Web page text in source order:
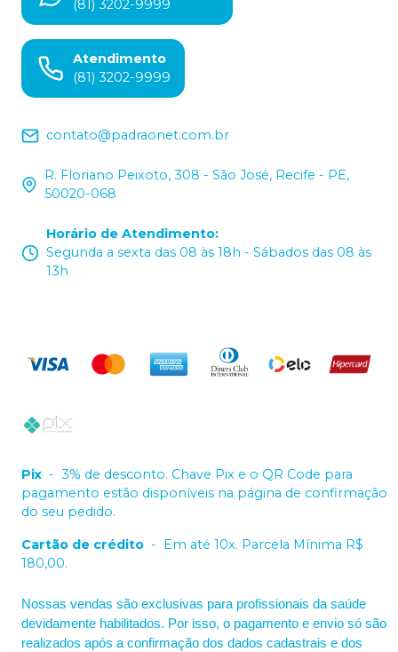
(81) 3202-9999
Atendimento
(81) 3202-9999
contato@padraonet.com.br
R. Floriano Peixoto, 308 - São José, Recife - PE,
50020-068
Horário de Atendimento:
Segunda a sexta das 08 às 18h - Sábados das 08 às
13h
Pix - 3% de desconto. Chave Pix e o QR Code para
pagamento estão disponíveis na página de confirmação
do seu pedido.
Cartão de crédito - Em até 10x. Parcela Mínima R$
180,00.
Nossas vendas são exclusivas para profissionais da saúde
devidamente habilitados. Por isso, o pagamento e envio só são
realizados após a confirmação dos dados cadastrais e dos